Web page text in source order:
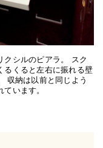
クシルのピアラ。 スク
るくると左右に振れる壁
収納は以前と同じよう
います。